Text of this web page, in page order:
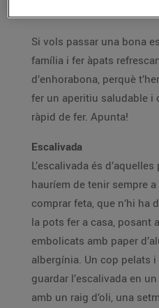
Si vols passar una bona
família i fer àpats
d’enhorabona, perquè
fer un aperitiu saludable i
ràpid de fer. Apunta!
Escalivada
L’escalivada és
hauríem de tenir sempre
comprar feta, que n’hi ha
la pots fer a casa, posant
embolicats amb paper
albergínia. Un cop pelats
guardar l’escalivada en
amb un raig d’oli, una